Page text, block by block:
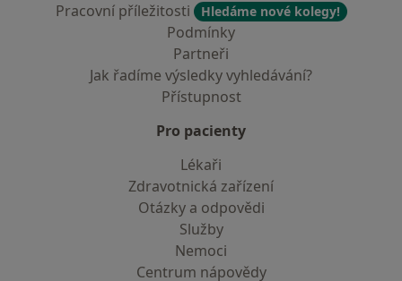
Pracovní příležitosti
Hledáme nové kolegy!
Podmínky
Partneři
Jak řadíme výsledky vyhledávání?
Přístupnost
Pro pacienty
Lékaři
Zdravotnická zařízení
Otázky a odpovědi
Služby
Nemoci
Centrum nápovědy